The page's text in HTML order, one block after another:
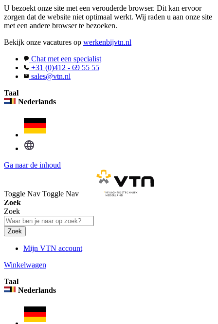
U bezoekt onze site met een verouderde browser. Dit kan ervoor
zorgen dat de website niet optimaal werkt. Wij raden u aan onze site
met een andere browser te bezoeken.
Bekijk onze vacatures op werkenbijvtn.nl
Chat met een specialist
+31 (0)412 - 69 55 55
sales@vtn.nl
Taal
Nederlands
Ga naar de inhoud
Toggle Nav Toggle Nav
Zoek
Zoek
Zoek
Mijn VTN account
Winkelwagen
Taal
Nederlands